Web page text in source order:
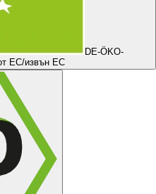
DE-ÖKO-
ЕС/извън ЕС